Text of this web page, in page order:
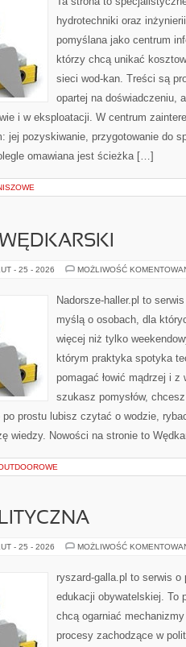
hydrotechniki oraz
pomyślana jako centrum
którzy chcą unikać
sieci wod-kan. Treści są
opartej na doświadczeniu,
i w eksploatacji. W centrum
jej pozyskiwanie, przygotowanie do
omawiana jest ścieżka […]
- 25 - 2026 MOŻLIWOŚĆ
Nadorsze-haller.pl to
myślą o osobach, dla
więcej niż tylko
którym praktyka spotyka
pomagać łowić mądrzej i
szukasz pomysłów,
prostu lubisz czytać o wodzie,
wiedzy. Nowości na stronie to
- 25 - 2026 MOŻLIWOŚĆ
ryszard-galla.pl to serwis
edukacji obywatelskiej. To
chcą ogarniać
procesy zachodzące w